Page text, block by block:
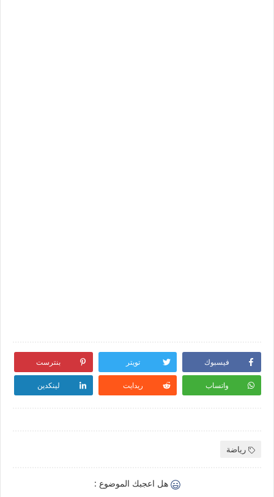
فيسبوك تويتر بنترست
واتساب ريدايت لينكدين
رياضة
هل اعجبك الموضوع :